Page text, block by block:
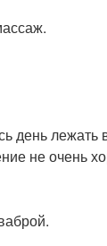
день лежать
не очень